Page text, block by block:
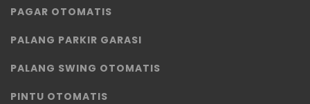
PAGAR OTOMATIS
PALANG PARKIR GARASI
PALANG SWING OTOMATIS
PINTU OTOMATIS